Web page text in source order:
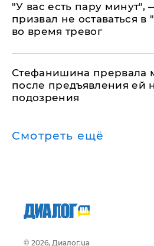
​"У вас есть пару
призвал не оставаться
во время тревог
Стефанишина прервала
после предъявления ей
подозрения
Смотреть ещё
© 2026, Диалог.ua